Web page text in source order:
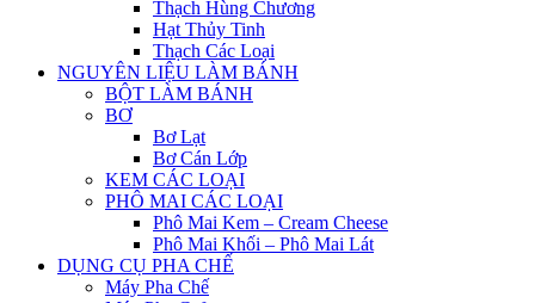
Thạch Hùng Chương
Hạt Thủy Tinh
Thạch Các Loại
NGUYÊN LIỆU LÀM BÁNH
BỘT LÀM BÁNH
BƠ
Bơ Lạt
Bơ Cán Lớp
KEM CÁC LOẠI
PHÔ MAI CÁC LOẠI
Phô Mai Kem – Cream Cheese
Phô Mai Khối – Phô Mai Lát
DỤNG CỤ PHA CHẾ
Máy Pha Chế